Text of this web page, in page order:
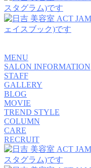
MENU
SALON INFORMATION
STAFF
GALLERY
BLOG
MOVIE
TREND STYLE
COLUMN
CARE
RECRUIT